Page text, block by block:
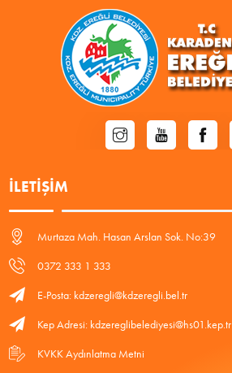
İLETIŞIM
Murtaza Mah. Hasan Arslan Sok. No:39
0372 333 1 333
E-Posta: kdzeregli@kdzeregli.bel.tr
Kep Adresi: kdzereglibelediyesi@hs01.kep.tr
KVKK Aydınlatma Metni